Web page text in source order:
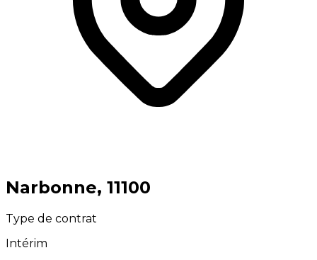
⁨Narbonne⁩, ⁨11100⁩
Type de contrat
Intérim